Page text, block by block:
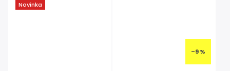
Novinka
–9 %